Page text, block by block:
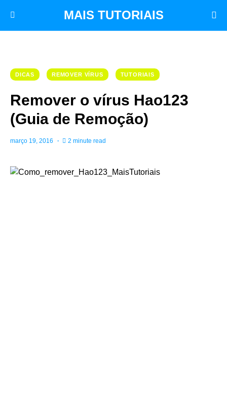
MAIS TUTORIAIS
DICAS REMOVER VÍRUS TUTORIAIS
Remover o vírus Hao123
(Guia de Remoção)
março 19, 2016 2 minute read